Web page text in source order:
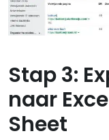
Stap 3:
naar
Sheet